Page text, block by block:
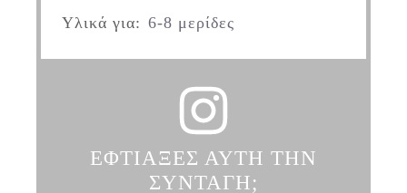
Υλικά για: 6-8 μερίδες
ΕΦΤΙΑΞΕΣ ΑΥΤΗ ΤΗΝ
ΣΥΝΤΑΓΗ;